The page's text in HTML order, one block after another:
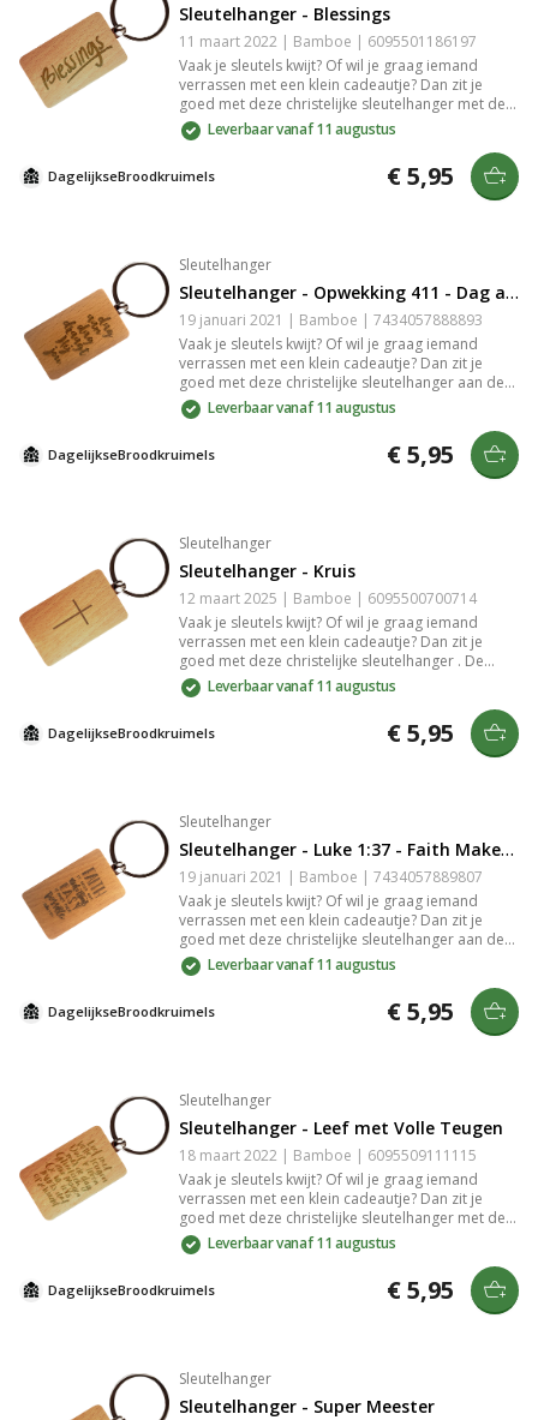
Sleutelhanger - Blessings
11 maart 2022 | Bamboe | 6095501186197
Vaak je sleutels kwijt? Of wil je graag iemand
verrassen met een klein cadeautje? Dan zit je
goed met deze christelijke sleutelhanger met de
tekst: "Blessings". De sleutelhanger is gemaakt
van bamboe. De gravure in het bamboe is
Leverbaar vanaf 11 augustus
DagelijkseBroodkruimels € 5,95
Sleutelhanger
Sleutelhanger - Opwekking 411 - Dag aan Dag Draagt Hij Jou
19 januari 2021 | Bamboe | 7434057888893
Vaak je sleutels kwijt? Of wil je graag iemand
verrassen met een klein cadeautje? Dan zit je
goed met deze christelijke sleutelhanger aan de
hand van Opwekking 411 met de tekst: "Dag aan
dag draagt Hij jou.". De sleutelhanger is gemaakt
slijtvast en zeer gedetailleerd.
Leverbaar vanaf 11 augustus
DagelijkseBroodkruimels € 5,95
Sleutelhanger
Sleutelhanger - Kruis
12 maart 2025 | Bamboe | 6095500700714
Vaak je sleutels kwijt? Of wil je graag iemand
verrassen met een klein cadeautje? Dan zit je
goed met deze christelijke sleutelhanger . De
sleutelhanger is gemaakt van bamboe. De
gravure in het bamboe is slijtvast en zeer
Leverbaar vanaf 11 augustus
DagelijkseBroodkruimels € 5,95
Sleutelhanger
Sleutelhanger - Luke 1:37 - Faith Makes Things Possible
19 januari 2021 | Bamboe | 7434057889807
Vaak je sleutels kwijt? Of wil je graag iemand
verrassen met een klein cadeautje? Dan zit je
goed met deze christelijke sleutelhanger aan de
hand van Lukas 1:37 met de tekst: "Faith, it does
not make things easy, it makes them possible.".
De sleutelhanger is gemaakt van bamboe. De
gravure in het bamboe is slijtvast en zeer
Leverbaar vanaf 11 augustus
DagelijkseBroodkruimels € 5,95
Sleutelhanger
Sleutelhanger - Leef met Volle Teugen
18 maart 2022 | Bamboe | 6095509111115
Vaak je sleutels kwijt? Of wil je graag iemand
verrassen met een klein cadeautje? Dan zit je
goed met deze christelijke sleutelhanger met de
tekst: "Leef met volle teugen. Durf te leven met de
dag. Glimlach elke morgen. Er is iets moois dat op
bamboe. De gravure in het bamboe is slijtvast en
Leverbaar vanaf 11 augustus
DagelijkseBroodkruimels € 5,95
Sleutelhanger
Sleutelhanger - Super Meester